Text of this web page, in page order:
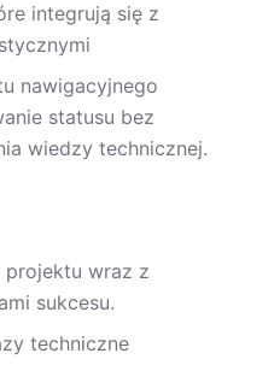
integrują się z
nawigacyjnego
statusu bez
wiedzy technicznej.
projektu wraz z
sukcesu.
techniczne